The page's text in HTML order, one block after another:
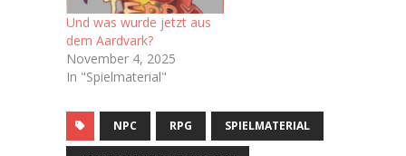
Und was wurde jetzt aus
dem Aardvark?
November 4, 2025
In "Spielmaterial"
NPC RPG SPIELMATERIAL